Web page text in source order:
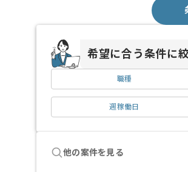
希望に合う条件に
職種
週稼働日
他の案件を見る